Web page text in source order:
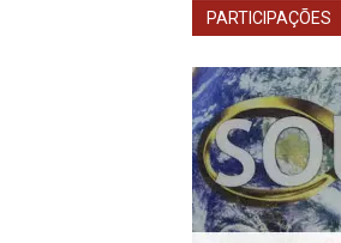
PARTICIPAÇÕES